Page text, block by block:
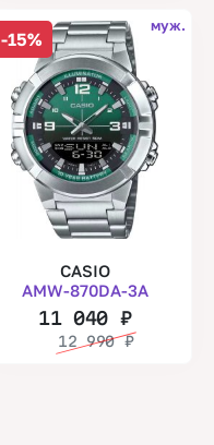
-15%
муж.
CASIO
AMW-870DA-3A
11 040 ₽
12 990₽